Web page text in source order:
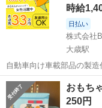
時給
日払い
株式会社
大歳駅
自動車向け車載部品の製
中！友達同士での応募OK
社負担！生活支援物資事
♪《山口県山口市》 人
山口 山口市 大歳駅
おもち
250円